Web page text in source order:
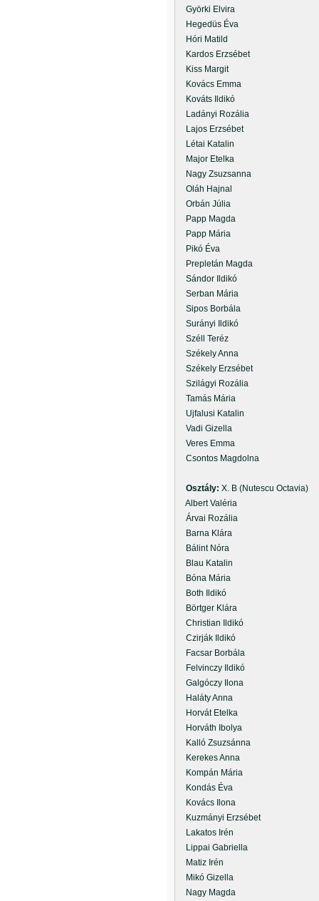
Györki Elvira
Hegedüs Éva
Hóri Matild
Kardos Erzsébet
Kiss Margit
Kovács Emma
Kováts Ildikó
Ladányi Rozália
Lajos Erzsébet
Létai Katalin
Major Etelka
Nagy Zsuzsanna
Oláh Hajnal
Orbán Júlia
Papp Magda
Papp Mária
Pikó Éva
Prepletán Magda
Sándor Ildikó
Serban Mária
Sipos Borbála
Surányi Ildikó
Széll Teréz
Székely Anna
Székely Erzsébet
Szilágyi Rozália
Tamás Mária
Ujfalusi Katalin
Vadi Gizella
Veres Emma
Csontos Magdolna
Osztály: X. B (Nutescu Octavia)
Albert Valéria
Árvai Rozália
Barna Klára
Bálint Nóra
Blau Katalin
Bóna Mária
Both Ildikó
Börtger Klára
Christian Ildikó
Czirják Ildikó
Facsar Borbála
Felvinczy Ildikó
Galgóczy Ilona
Haláty Anna
Horvát Etelka
Horváth Ibolya
Kalló Zsuzsánna
Kerekes Anna
Kompán Mária
Kondás Éva
Kovács Ilona
Kuzmányi Erzsébet
Lakatos Irén
Lippai Gabriella
Matiz Irén
Mikó Gizella
Nagy Magda